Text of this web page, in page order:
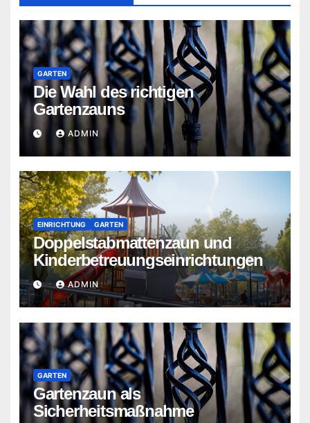
GARTEN
Die Wahl des richtigen
Gartenzauns
ADMIN
EINRICHTUNG GARTEN
Doppelstabmattenzaun und
Kinderbetreuungseinrichtungen
ADMIN
GARTEN
Gartenzaun als
Sicherheitsmaßnahme